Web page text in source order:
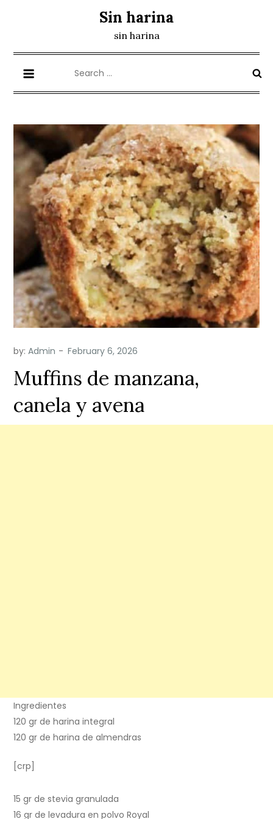
Sin harina
sin harina
for:
by:Admin
Muffins de manzana,
canela y avena
Ingredientes
120 gr de harina integral
120 gr de harina de almendras
[crp]
15 gr de stevia granulada
16 gr de levadura en polvo Royal